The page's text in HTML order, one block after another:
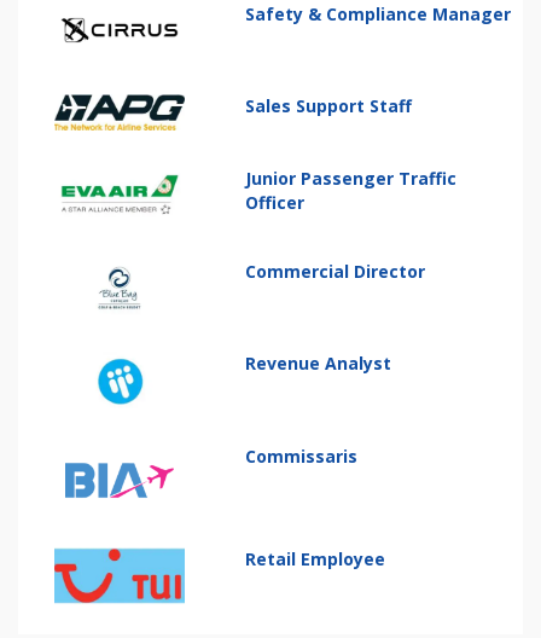
Safety & Compliance Manager
Sales Support Staff
Junior Passenger Traffic
Officer
Commercial Director
Revenue Analyst
Commissaris
Retail Employee